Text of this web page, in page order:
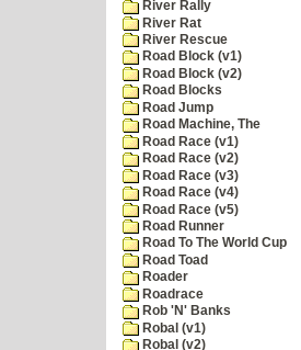
River Rally
River Rat
River Rescue
Road Block (v1)
Road Block (v2)
Road Blocks
Road Jump
Road Machine, The
Road Race (v1)
Road Race (v2)
Road Race (v3)
Road Race (v4)
Road Race (v5)
Road Runner
Road To The World Cup
Road Toad
Roader
Roadrace
Rob 'N' Banks
Robal (v1)
Robal (v2)